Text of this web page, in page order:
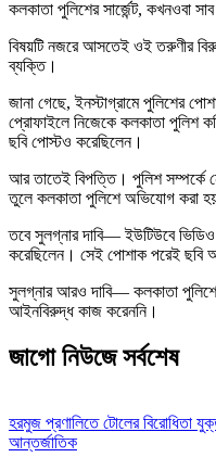
কলকাতা পুলিশের সার্জেন্ট, কখনওবা
বিষয়টি নজরে আসতেই ওই তরুণীর
ব্যক্তি।
জানা গেছে, ইনস্টাগ্রামে পুলিশের
প্রোফাইলে নিজেকে কলকাতা পুলিশ
ছবি পোস্টও করেছিলেন।
আর তাতেই বিপত্তি। পুলিশ সম্পর্কে
তুলে কলকাতা পুলিশে অভিযোগ করা
তবে সুলগ্নার দাবি— ইউটিউবে
করেছিলেন। সেই পোশাক পরেই ছবি
সুলগ্নার আরও দাবি— কলকাতা পুলিশে
আইনবিরুদ্ধ কাজ করেননি।
জাগো নিউজে সর্বশেষ
হরমুজ প্রণালিতে টোলের বিরোধিতা
আন্তর্জাতিক